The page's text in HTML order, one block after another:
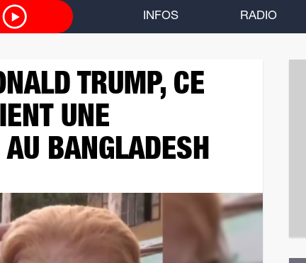
INFOS RADIO
TRUMP, CE
UNE
AU BANGLADESH